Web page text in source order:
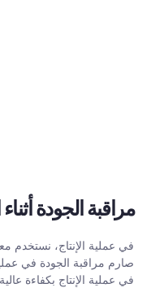
مراقبة الجودة أثناء
في عملية الإنتاج، نستخدم
صارم مراقبة الجودة في
في عملية الإنتاج بكفاءة